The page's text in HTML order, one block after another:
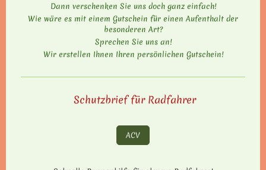
Dann verschenken Sie uns doch ganz einfach!
Wie wäre es mit einem Gutschein für einen Aufenthalt der
besonderen Art?
Sprechen Sie uns an!
Wir erstellen Ihnen Ihren persönlichen Gutschein!
Schutzbrief für Radfahrer
ACV